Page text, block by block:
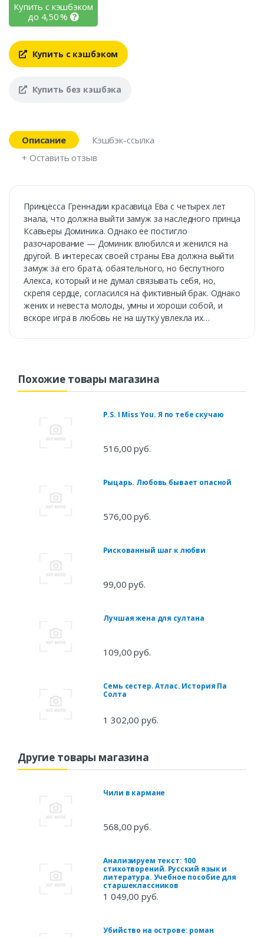
Купить с кэшбэком
до 4,50%
Купить с кэшбэком
Купить без кэшбэка
Описание
Кэшбэк-ссылка
+ Оставить отзыв
Принцесса Греннадии красавица Ева с четырех лет
знала, что должна выйти замуж за наследного принца
Ксавьеры Доминика. Однако ее постигло
разочарование — Доминик влюбился и женился на
другой. В интересах своей страны Ева должна выйти
замуж за его брата, обаятельного, но беспутного
Алекса, который и не думал связывать себя, но,
скрепя сердце, согласился на фиктивный брак. Однако
жених и невеста молоды, умны и хороши собой, и
вскоре игра в любовь не на шутку увлекла их…
Похожие товары магазина
P.S. I Miss You. Я по тебе скучаю
516,00 руб.
Рыцарь. Любовь бывает опасной
576,00 руб.
Рискованный шаг к любви
99,00 руб.
Лучшая жена для султана
109,00 руб.
Семь сестер. Атлас. История Па
Солта
1 302,00 руб.
Другие товары магазина
Чили в кармане
568,00 руб.
Анализируем текст: 100
стихотворений. Русский язык и
литература. Учебное пособие для
старшеклассников
1 049,00 руб.
Убийство на острове: роман